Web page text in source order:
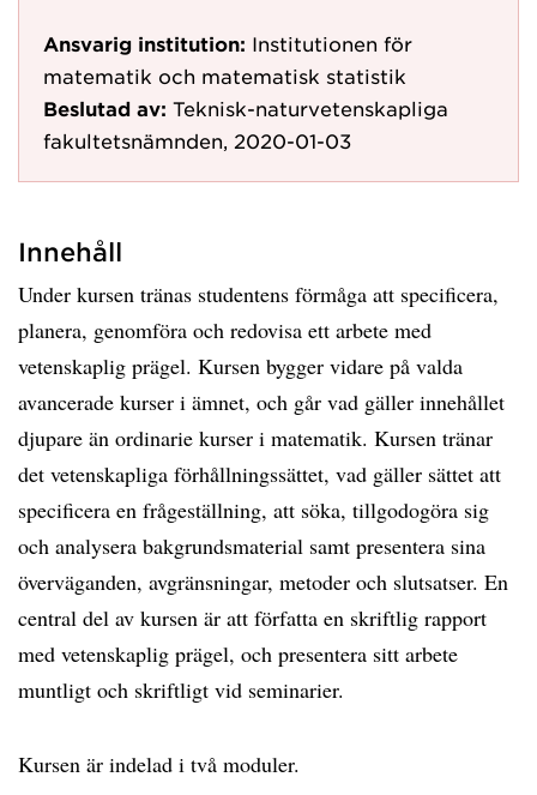
Ansvarig institution: Institutionen för
matematik och matematisk statistik
Beslutad av: Teknisk-naturvetenskapliga
fakultetsnämnden, 2020-01-03
Innehåll
Under kursen tränas studentens förmåga att specificera,
planera, genomföra och redovisa ett arbete med
vetenskaplig prägel. Kursen bygger vidare på valda
avancerade kurser i ämnet, och går vad gäller innehållet
djupare än ordinarie kurser i matematik. Kursen tränar
det vetenskapliga förhållningssättet, vad gäller sättet att
specificera en frågeställning, att söka, tillgodogöra sig
och analysera bakgrundsmaterial samt presentera sina
överväganden, avgränsningar, metoder och slutsatser. En
central del av kursen är att författa en skriftlig rapport
med vetenskaplig prägel, och presentera sitt arbete
muntligt och skriftligt vid seminarier.
Kursen är indelad i två moduler.